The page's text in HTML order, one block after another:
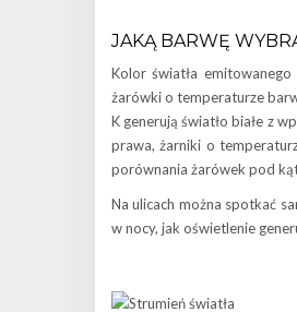
JAKĄ BARWĘ
Kolor światła
żarówki o temperaturze
K generują światło białe z
prawa, żarniki o
porównania żarówek pod
Na ulicach można spotkać
w nocy, jak oświetlenie